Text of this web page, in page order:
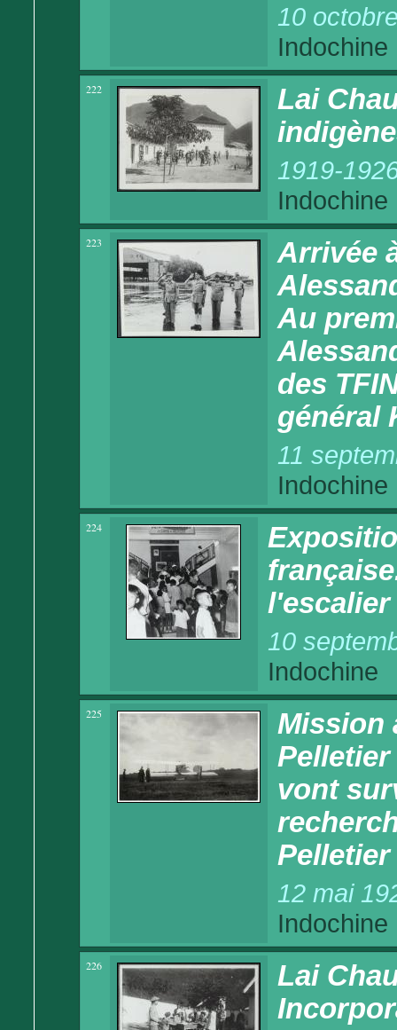
10
Indochine
222
Lai
1919-
Indochine
223
Arrivée
Au
des
général
11
Indochine
224
l'escalier
10
Indochine
225
Mission
vont
12 mai
Indochine
226
Lai